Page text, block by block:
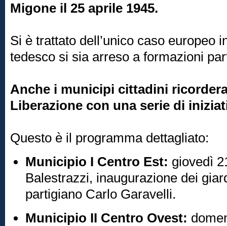
Migone il 25 aprile 1945.
Si è trattato dell’unico caso europeo
tedesco si sia arreso a formazioni
Anche i municipi cittadini
Liberazione con una serie di
Questo è il programma dettagliato:
Municipio I Centro Est: giovedì
Balestrazzi, inaugurazione dei
partigiano Carlo Garavelli.
Municipio II Centro Ovest: